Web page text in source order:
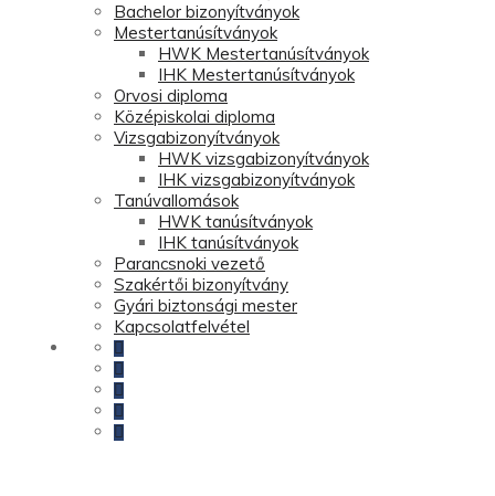
Bachelor bizonyítványok
Mestertanúsítványok
HWK Mestertanúsítványok
IHK Mestertanúsítványok
Orvosi diploma
Középiskolai diploma
Vizsgabizonyítványok
HWK vizsgabizonyítványok
IHK vizsgabizonyítványok
Tanúvallomások
HWK tanúsítványok
IHK tanúsítványok
Parancsnoki vezető
Szakértői bizonyítvány
Gyári biztonsági mester
Kapcsolatfelvétel